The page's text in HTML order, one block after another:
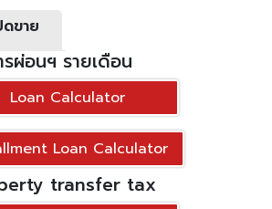
ขาย
ผ่อนฯ รายเดือน
Loan Calculator
Loan Calculator
transfer tax